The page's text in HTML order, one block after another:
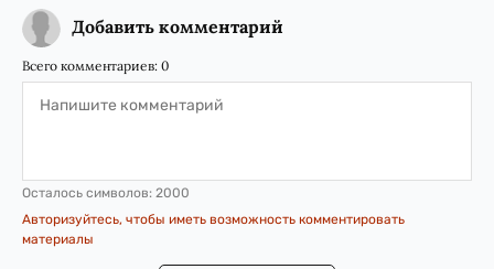
Добавить комментарий
Всего комментариев: 0
Осталось символов: 2000
Авторизуйтесь, чтобы иметь возможность комментировать
материалы